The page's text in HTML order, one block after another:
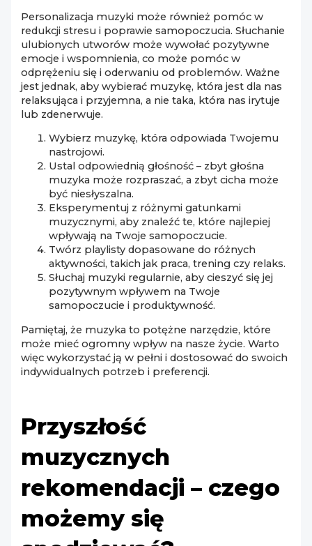
Personalizacja muzyki może również pomóc w
redukcji stresu i poprawie samopoczucia. Słuchanie
ulubionych utworów może wywołać pozytywne
emocje i wspomnienia, co może pomóc w
odprężeniu się i oderwaniu od problemów. Ważne
jest jednak, aby wybierać muzykę, która jest dla nas
relaksująca i przyjemna, a nie taka, która nas irytuje
lub zdenerwuje.
Wybierz muzykę, która odpowiada Twojemu
nastrojowi.
Ustal odpowiednią głośność – zbyt głośna
muzyka może rozpraszać, a zbyt cicha może
być niesłyszalna.
Eksperymentuj z różnymi gatunkami
muzycznymi, aby znaleźć te, które najlepiej
wpływają na Twoje samopoczucie.
Twórz playlisty dopasowane do różnych
aktywności, takich jak praca, trening czy relaks.
Słuchaj muzyki regularnie, aby cieszyć się jej
pozytywnym wpływem na Twoje
samopoczucie i produktywność.
Pamiętaj, że muzyka to potężne narzędzie, które
może mieć ogromny wpływ na nasze życie. Warto
więc wykorzystać ją w pełni i dostosować do swoich
indywidualnych potrzeb i preferencji.
Przyszłość
muzycznych
rekomendacji – czego
możemy się